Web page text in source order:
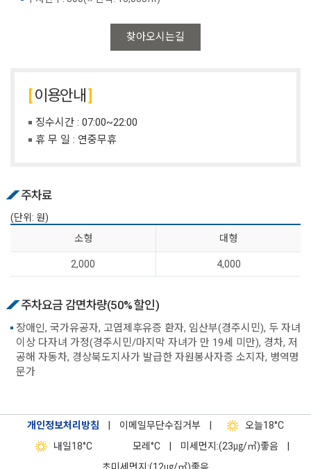
찾아오시는길
이용안내
징수시간 : 07:00~22:00
휴 무 일 : 연중무휴
주차료
(단위: 원)
소 형
대 형
2,000 4,000
주차요금 감면차량(50% 할인)
장애인, 국가유공자, 고엽제후유증 환자, 임산부(경주시민), 두 자녀
이상 다자녀 가정(경주시민/마지막 자녀가 만 19세 미만), 경차, 저
공해 자동차, 경상북도지사가 발급한 자원봉사자증 소지자, 병역명
문가
개인정보처리방침 이메일무단수집거부 오늘18°C
내일18°C 모레 °C 미세먼지:(23㎍/㎥)좋음
초미세먼지:(12㎍/㎥)좋음